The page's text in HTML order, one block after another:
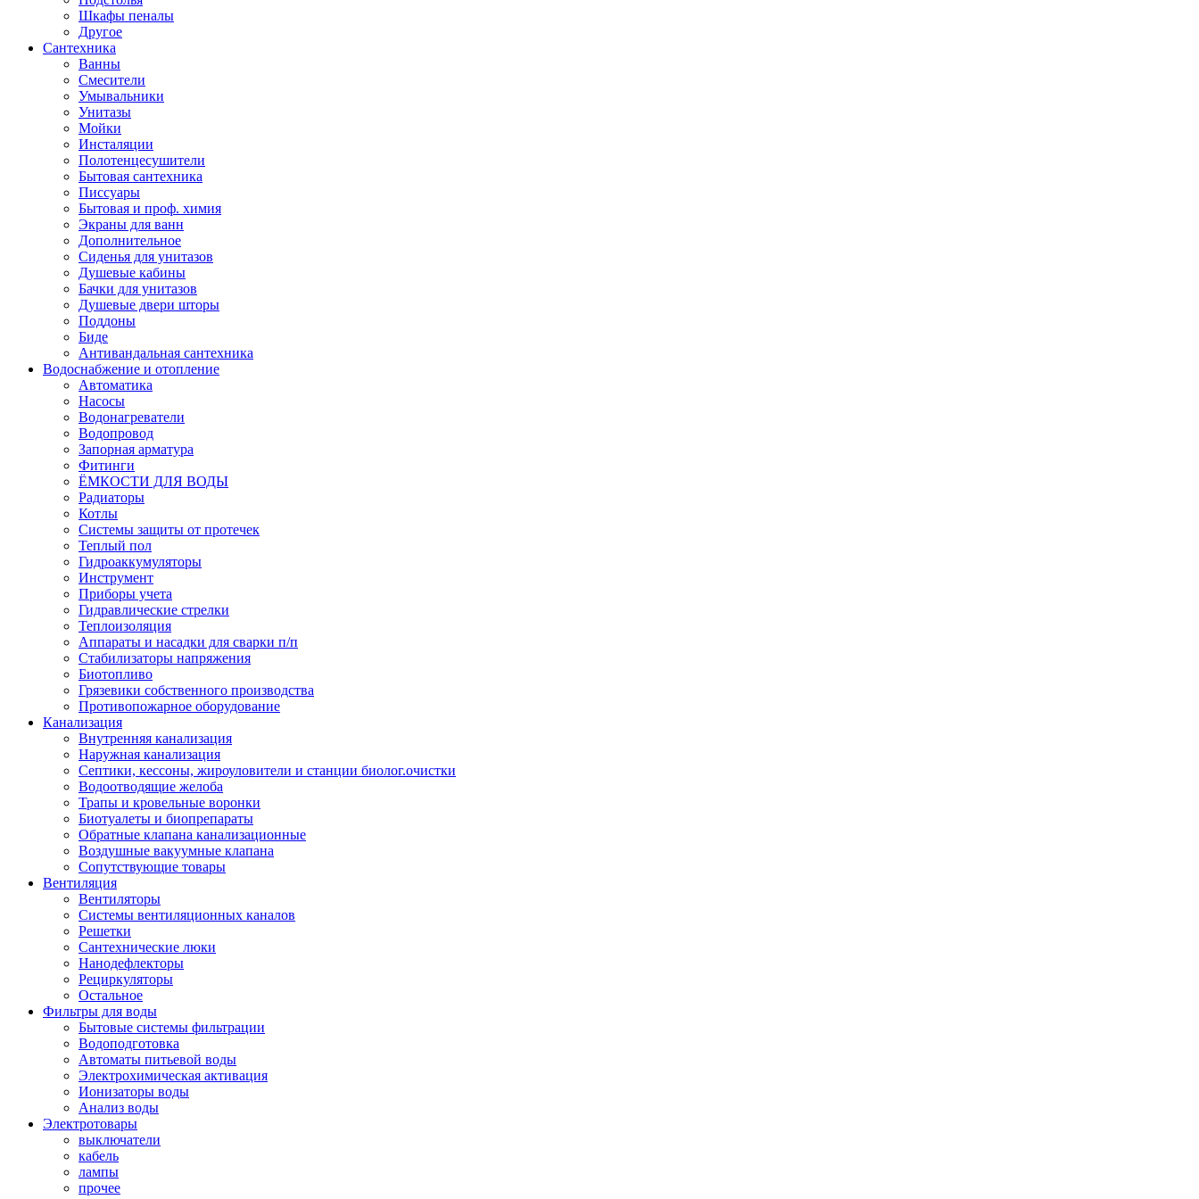
Шкафы пеналы
Другое
Сантехника
Ванны
Смесители
Умывальники
Унитазы
Мойки
Инсталяции
Полотенцесушители
Бытовая сантехника
Писсуары
Бытовая и проф. химия
Экраны для ванн
Дополнительное
Сиденья для унитазов
Душевые кабины
Бачки для унитазов
Душевые двери шторы
Поддоны
Биде
Антивандальная сантехника
Водоснабжение и отопление
Автоматика
Насосы
Водонагреватели
Водопровод
Запорная арматура
Фитинги
ЁМКОСТИ ДЛЯ ВОДЫ
Радиаторы
Котлы
Системы защиты от протечек
Теплый пол
Гидроаккумуляторы
Инструмент
Приборы учета
Гидравлические стрелки
Теплоизоляция
Аппараты и насадки для сварки п/п
Стабилизаторы напряжения
Биотопливо
Грязевики собственного производства
Противопожарное оборудование
Канализация
Внутренняя канализация
Наружная канализация
Септики, кессоны, жироуловители и станции биолог.очистки
Водоотводящие желоба
Трапы и кровельные воронки
Биотуалеты и биопрепараты
Обратные клапана канализационные
Воздушные вакуумные клапана
Сопутствующие товары
Вентиляция
Вентиляторы
Системы вентиляционных каналов
Решетки
Сантехнические люки
Нанодефлекторы
Рециркуляторы
Остальное
Фильтры для воды
Бытовые системы фильтрации
Водоподготовка
Автоматы питьевой воды
Электрохимическая активация
Ионизаторы воды
Анализ воды
Электротовары
выключатели
кабель
лампы
прочее